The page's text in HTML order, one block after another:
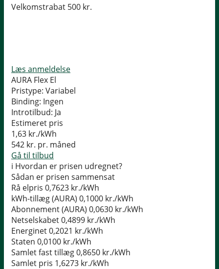
Velkomstrabat 500 kr.
Læs anmeldelse
AURA Flex El
Pristype: Variabel
Binding: Ingen
Introtilbud: Ja
Estimeret pris
1,63 kr./kWh
542 kr. pr. måned
Gå til tilbud
i Hvordan er prisen udregnet?
Sådan er prisen sammensat
Rå elpris 0,7623 kr./kWh
kWh-tillæg (AURA) 0,1000 kr./kWh
Abonnement (AURA) 0,0630 kr./kWh
Netselskabet0,4899 kr./kWh
Energinet0,2021 kr./kWh
Staten 0,0100 kr./kWh
Samlet fast tillæg0,8650 kr./kWh
Samlet pris 1,6273 kr./kWh